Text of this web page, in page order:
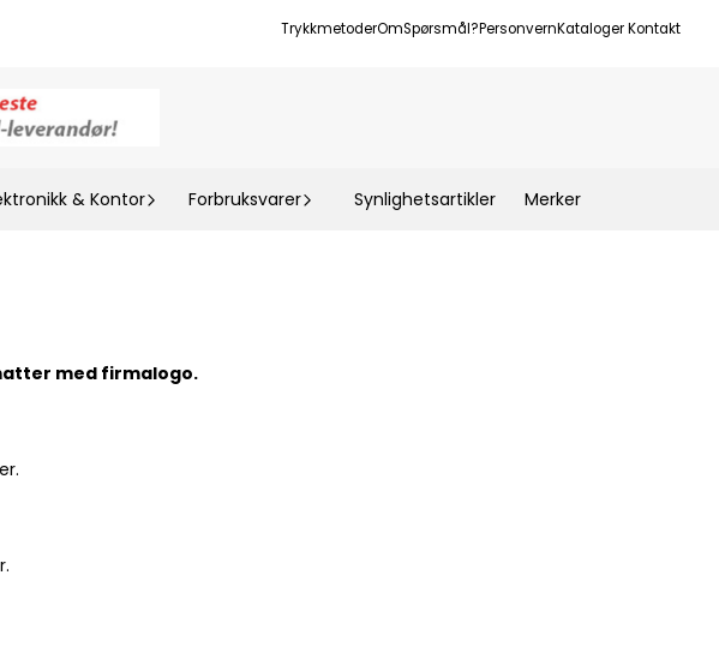
TrykkmetoderOmSpørsmål?PersonvernKatalogerKontakt
& Kontor Forbruksvarer Synlighetsartikler Merker
med firmalogo.